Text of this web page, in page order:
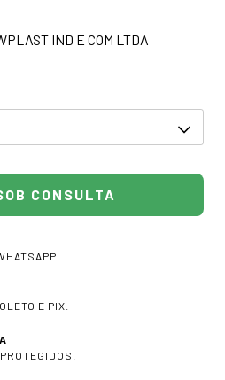
IND E COM LTDA
E PIX.